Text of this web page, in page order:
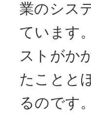
業のシス
ています
ストがか
たことと
るのです。